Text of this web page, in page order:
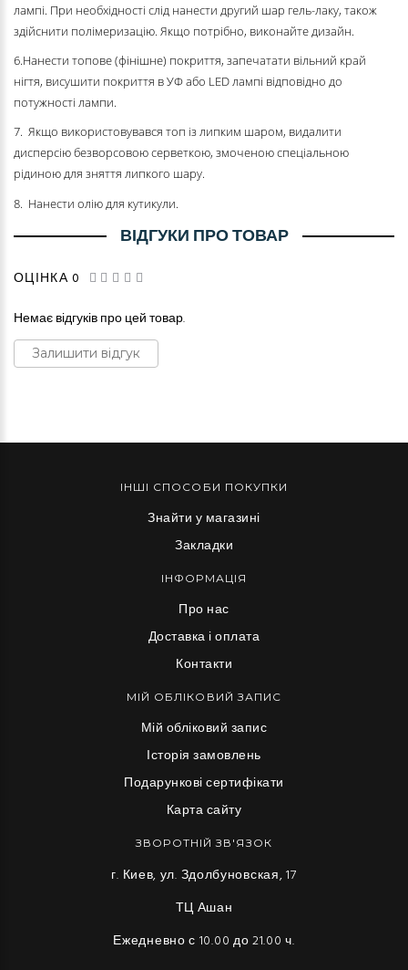
лампі. При необхідності слід нанести другий шар гель-лаку, також
здійснити полімеризацію. Якщо потрібно, виконайте дизайн.
6.Нанести топове (фінішне) покриття, запечатати вільний край
нігтя, висушити покриття в УФ або LED лампі відповідно до
потужності лампи.
7. Якщо використовувався топ із липким шаром, видалити
дисперсію безворсовою серветкою, змоченою спеціальною
рідиною для зняття липкого шару.
8. Нанести олію для кутикули.
ВІДГУКИ ПРО ТОВАР
ОЦІНКА 0
Немає відгуків про цей товар.
Залишити відгук
ІНШІ СПОСОБИ ПОКУПКИ
Знайти у магазині
Закладки
ІНФОРМАЦІЯ
Про нас
Доставка і оплата
Контакти
МІЙ ОБЛІКОВИЙ ЗАПИС
Мій обліковий запис
Історія замовлень
Подарункові сертифікати
Карта сайту
ЗВОРОТНІЙ ЗВ'ЯЗОК
г. Киев, ул. Здолбуновская, 17
ТЦ Ашан
Ежедневно с 10.00 до 21.00 ч.